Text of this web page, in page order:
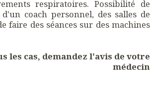
respiratoires. Possibilité de
coach personnel, des salles de
faire des séances sur des machines
les cas, demandez l'avis de votre
médecin